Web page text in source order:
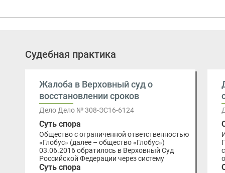
Судебная практика
Жалоба в Верховный суд о
восстановлении сроков
Дело Дело № 308-ЭС16-6124
Суть спора
Общество с ограниченной ответственностью
«Глобус» (далее – общество «Глобус»)
03.06.2016 обратилось в Верховный Суд
Российской Федерации через систему
Суть спора